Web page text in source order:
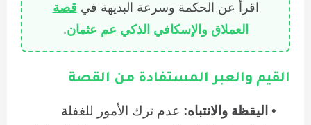
اقرأ عن الحكمة وسرعة البديهة في قصة
العملاق والإسكافي الذكي عم عثمان.
القيم والعبر المستفادة من القصة
اليقظة والانتباه: عدم ترك الأمور للغفلة